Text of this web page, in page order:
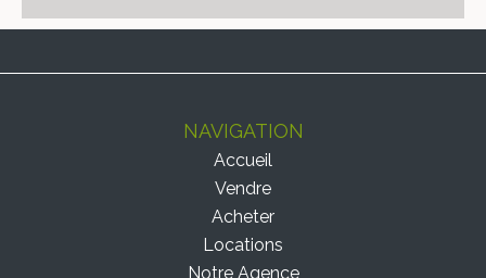
NAVIGATION
Accueil
Vendre
Acheter
Locations
Notre Agence